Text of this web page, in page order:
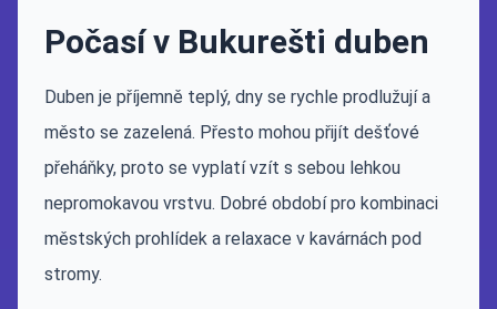
Počasí v Bukurešti duben
Duben je příjemně teplý, dny se rychle prodlužují a
město se zazelená. Přesto mohou přijít dešťové
přeháňky, proto se vyplatí vzít s sebou lehkou
nepromokavou vrstvu. Dobré období pro kombinaci
městských prohlídek a relaxace v kavárnách pod
stromy.